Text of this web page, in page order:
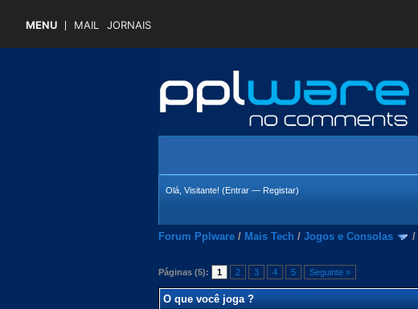
MENU MAIL JORNAIS
Olá, Visitante! (Entrar — Registar)
Forum Pplware / Mais Tech / Jogos e Consolas /
Páginas (5): 1 2 3 4 5 Seguinte »
O que você joga ?